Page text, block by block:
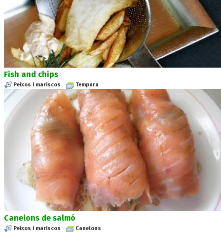
Fish and chips
Peixos i mariscos Tempura
Canelons de salmó
Peixos i mariscos Canelons